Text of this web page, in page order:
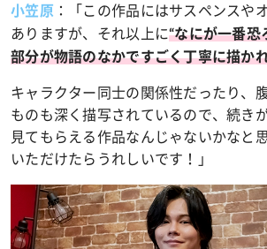
小笠原：
「この作品にはサスペンスや
ありますが、それ以上に“なにが一番恐
部分が物語のなかですごく丁寧に描か
キャラクター同士の関係性だったり、
ものも深く描写されているので、続き
見てもらえる作品なんじゃないかなと
いただけたらうれしいです！」